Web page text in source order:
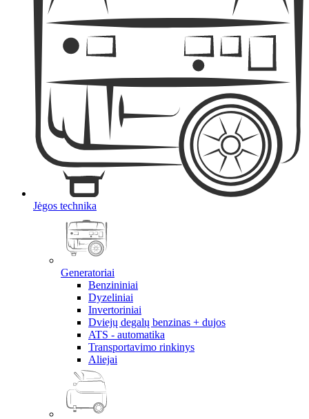
Jėgos technika
Generatoriai
Benzininiai
Dyzeliniai
Invertoriniai
Dviejų degalų benzinas + dujos
ATS - automatika
Transportavimo rinkinys
Aliejai